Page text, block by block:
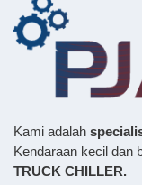
Kami adalah
Kendaraan kecil dan
TRUCK CHILLER.